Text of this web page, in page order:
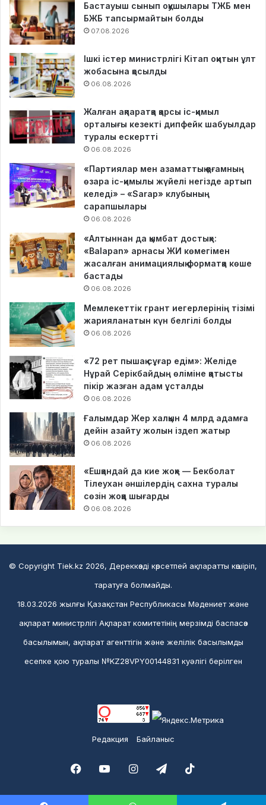
Бастауыш сынып оқушылары ТЖБ мен
БЖБ тапсырмайтын болды
07.08.2026
Ішкі істер министрлігі Кітап оқитын ұлт
жобасына қосылды
06.08.2026
Жалған ақпаратқа қарсы іс-қимыл
орталығы кезекті дипфейк шабуылдар
туралы ескертті
06.08.2026
«Партиялар мен азаматтық қоғамның
өзара іс-қимылы жүйелі негізде артып
келеді» – «Sarap» клубының
сарапшылары
06.08.2026
«Алтыннан да қымбат достық»:
«Balapan» арнасы ЖИ көмегімен
жасалған анимациялық форматқа көше
бастады
06.08.2026
Мемлекеттік грант иегерлерінің тізімі
жарияланатын күн белгілі болды
06.08.2026
«72 рет пышақ сұғар едім»: Желіде
Нұрай Серікбайдың өліміне қатысты
пікір жазған адам ұсталды
06.08.2026
Ғалымдар Жер халқын 4 млрд адамға
дейін азайту жолын іздеп жатыр
06.08.2026
«Ешқандай да кие жоқ» — Бекболат
Тілеухан әншілердің сахна туралы
сөзін жоққа шығарды
06.08.2026
© Copyright Tiek.kz 2026, Дереккөзді көрсетпей ақпаратты көшіріп,
таратуға болмайды.
18.03.2026 жылғы Қазақстан Республикасы Мәдениет және
ақпарат министрлігі Ақпарат комитетінің мерзімді баспасөз
басылымын, ақпарат агенттігін және желілік басылымды
есепке қою туралы №KZ28VPY00144831 куәлігі берілген
Редакция Байланыс
Facebook
YouTubeInstagramTelegram